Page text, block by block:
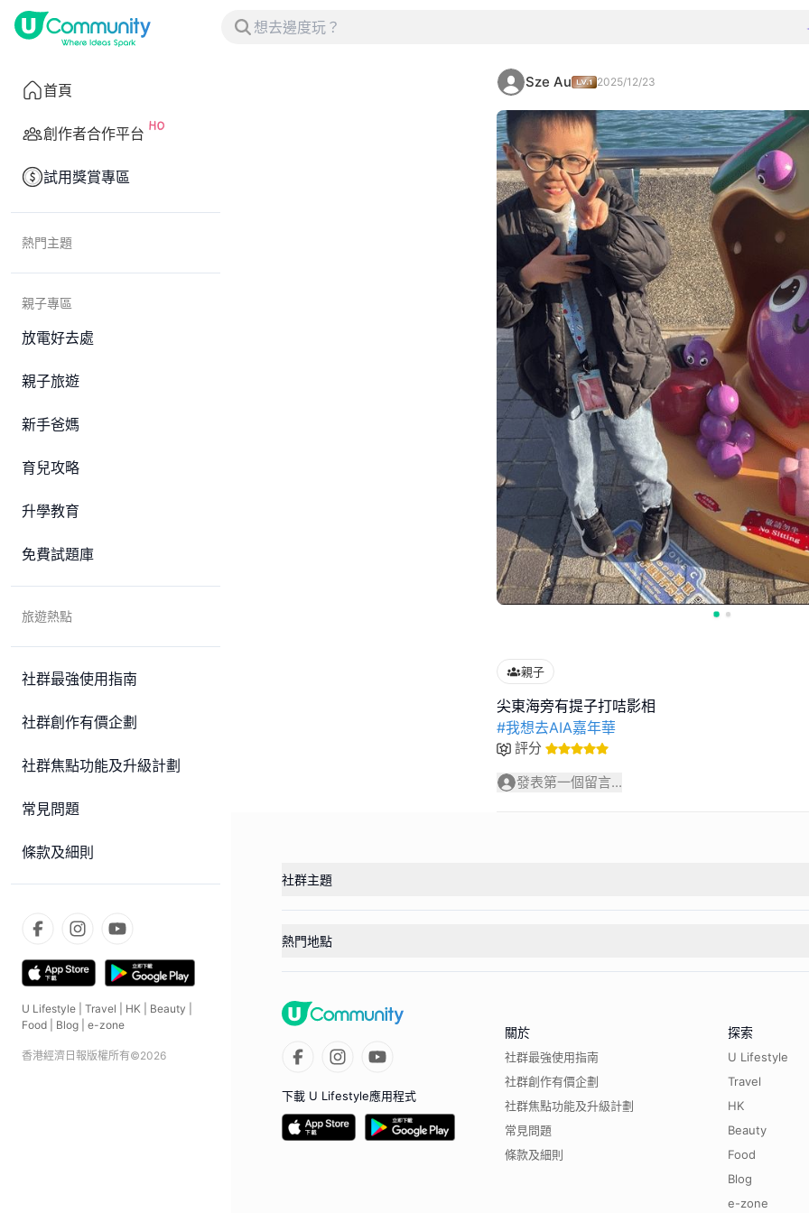
首頁
創作者合作平台
試用獎賞專區
熱門主題
親子專區
放電好去處
親子旅遊
新手爸媽
育兒攻略
升學教育
免費試題庫
旅遊熱點
社群最強使用指南
社群創作有價企劃
社群焦點功能及升級計劃
常見問題
條款及細則
U Lifestyle Travel HK Beauty
Food
Blog e-zone
香港經濟日報版權所有©2026
Sze Au 2025/12/23
親子
#我想去AIA嘉年華
評分
發表第一個留言...
社群主題
熱門地點
下載 U Lifestyle應用程式
關於
社群最強使用指南
社群創作有價企劃
社群焦點功能及升級計劃
常見問題
條款及細則
探索
U Lifestyle
Travel
HK
Beauty
Food
Blog
e-zone